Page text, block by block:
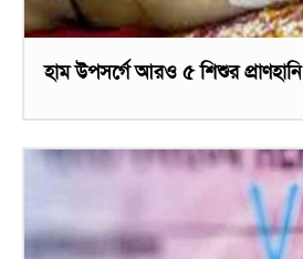
হাম উপসর্গে আরও ৫ শিশুর প্রাণহানি